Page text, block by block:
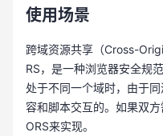
使用场景
跨域资源共享（Cross-
RS，是一种浏览器安全规
处于不同一个域时，由于
容和脚本交互的。如果双
ORS来实现。